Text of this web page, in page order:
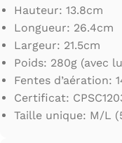
Hauteur: 13.8cm
Longueur: 26.4cm
Largeur: 21.5cm
Poids: 280g (avec
Fentes d’aération:
Certificat:
Taille unique: M/L